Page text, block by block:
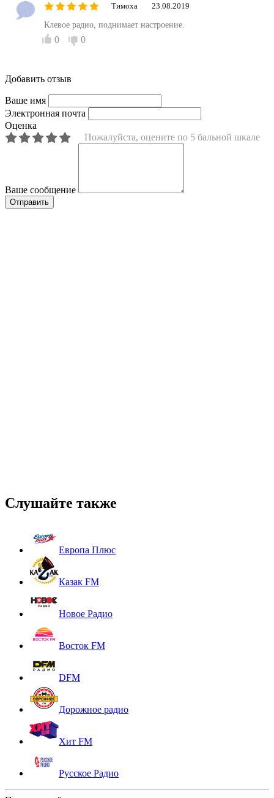
Тимоха 23.08.2019
Клевое радио, поднимает настроение.
0 0
Добавить отзыв
Ваше имя
Электронная почта
Оценка
Пожалуйста, оцените по 5 бальной шкале
Ваше сообщение
Слушайте также
Европа Плюс
Казак FM
Новое Радио
Восток FM
DFM
Дорожное радио
Хит FM
Русское Радио